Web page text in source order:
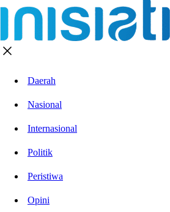
Daerah
Nasional
Internasional
Politik
Peristiwa
Opini